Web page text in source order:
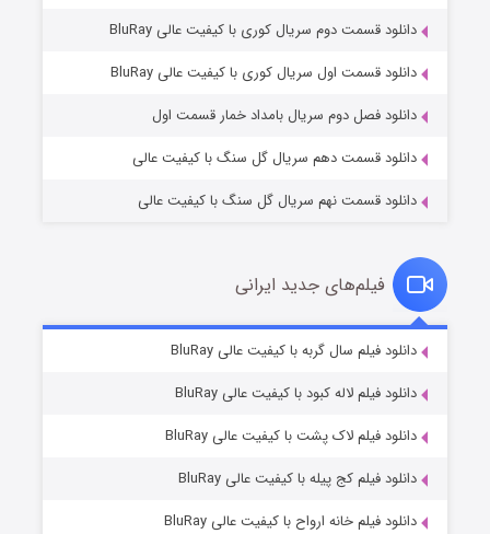
وستی ها
قسمت۱ (زیرنویس) منتشر شد
قسمت۶ (زیرنویس) منتشر شد
دانلود قسمت دوم سریال کوری با کیفیت عالی BluRay
دانلود قسمت اول سریال کوری با کیفیت عالی BluRay
دانلود فصل دوم سریال بامداد خمار قسمت اول
دانلود قسمت دهم سریال گل سنگ با کیفیت عالی
دانلود قسمت نهم سریال گل سنگ با کیفیت عالی
فیلم‌های جدید ایرانی
دانلود فیلم سال گربه با کیفیت عالی BluRay
دانلود فیلم لاله کبود با کیفیت عالی BluRay
دانلود فیلم لاک پشت با کیفیت عالی BluRay
دانلود فیلم کج‌ پیله با کیفیت عالی BluRay
دانلود فیلم خانه ارواح با کیفیت عالی BluRay